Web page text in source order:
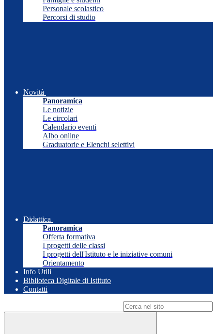
Personale scolastico
Percorsi di studio
Novità
Panoramica
Le notizie
Le circolari
Calendario eventi
Albo online
Graduatorie e Elenchi selettivi
Didattica
Panoramica
Offerta formativa
I progetti delle classi
I progetti dell'Istituto e le iniziative comuni
Orientamento
Info Utili
Biblioteca Digitale di Istituto
Contatti